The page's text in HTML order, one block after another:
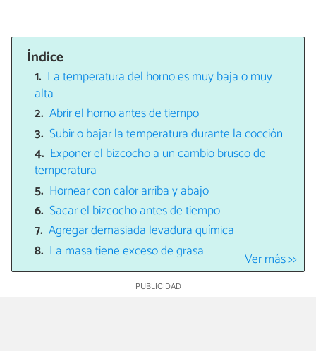
Índice
La temperatura del horno es muy baja o muy
alta
Abrir el horno antes de tiempo
Subir o bajar la temperatura durante la cocción
Exponer el bizcocho a un cambio brusco de
temperatura
Hornear con calor arriba y abajo
Sacar el bizcocho antes de tiempo
Agregar demasiada levadura química
La masa tiene exceso de grasa
Ver más >>